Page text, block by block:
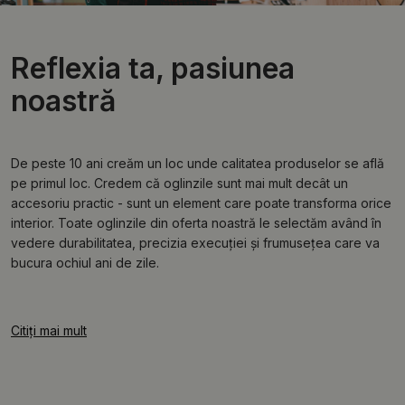
Reflexia ta, pasiunea
noastră
De peste 10 ani creăm un loc unde calitatea produselor se află
pe primul loc. Credem că oglinzile sunt mai mult decât un
accesoriu practic - sunt un element care poate transforma orice
interior. Toate oglinzile din oferta noastră le selectăm având în
vedere durabilitatea, precizia execuției și frumusețea care va
bucura ochiul ani de zile.
Citiți mai mult